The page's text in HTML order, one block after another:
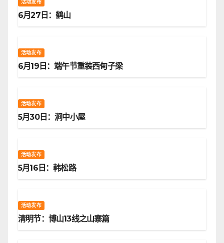
活动发布
6月27日：鹤山
活动发布
6月19日：端午节重装西甸子梁
活动发布
5月30日：涧中小屋
活动发布
5月16日：韩松路
活动发布
清明节：博山13线之山寨篇